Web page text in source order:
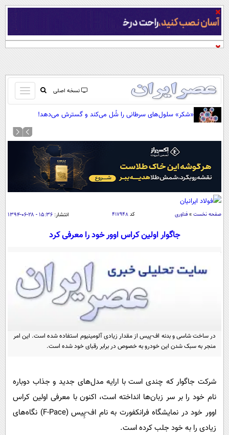
نسخه اصلی
باز
و
کردن
صفحه اول
آرشیو
نظرسنجی
آب و هوا
اوقات شرعی
سواد زندگی
سیاسی
اقتصادی
جامعه
حوادث
یک برش دانایی
سفر و تفریح
بین الملل
علم و دانش
اخبار کریپتو
باشگاه مغز
مجله تصویری سلاح
عصر ایران 2
خواندنی ها و دیدنی ها
آموزش زبان
«شکر» سلول‌های سرطانی را شُل می‌کند و گسترش می‌دهد!
صفحه نخست » فناوری کد ۴۱۷۹۴۸ انتشار: ۱۵:۳۶ - ۲۸-۰۶-۱۳۹۴
جاگوار اولین کراس اوور خود را معرفی کرد
در ساخت شاسی و بدنه اف-پیس از مقدار زیادی آلومینیوم استفاده شده است. این امر
منجر به سبک شدن این خودرو به خصوص در برابر رقبای خود شده است.
شرکت جاگوار که چندی است با ارایه مدل‌‌های جدید و جذاب دوباره
نام خود را بر سر زبان‌ها انداخته است، اکنون با معرفی اولین کراس
اوور خود در نمایشگاه فرانکفورت به نام اف-پِیس (F-Pace) نگاه‌های
زیادی را به خود جلب کرده است.